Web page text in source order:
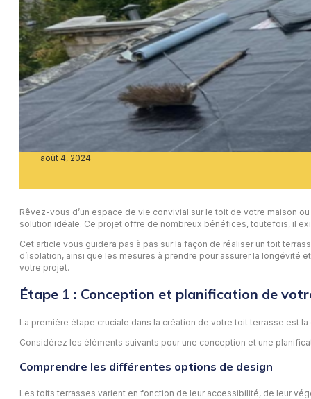
août 4, 2024
Rêvez-vous d’un espace de vie convivial sur le toit de votre maison
solution idéale. Ce projet offre de nombreux bénéfices, toutefois, il
Cet article vous guidera pas à pas sur la façon de réaliser un toit
d’isolation, ainsi que les mesures à prendre pour assurer la
votre projet.
Étape 1 : Conception et planification de
La première étape cruciale dans la création de votre toit terrasse est
Considérez les éléments suivants pour une conception et une
Comprendre les différentes options de design
Les toits terrasses varient en fonction de leur accessibilité, de leur